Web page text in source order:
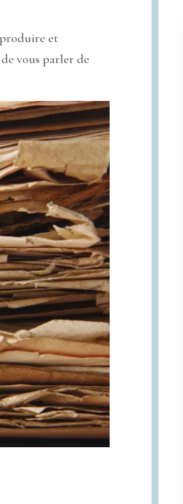
et
vous parler de